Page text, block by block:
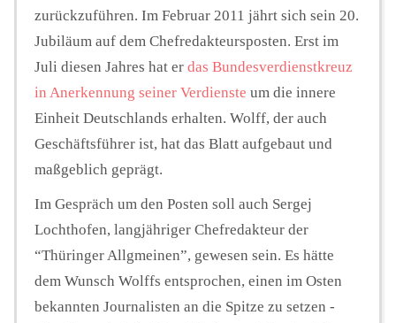
zurückzuführen. Im Februar 2011 jährt sich sein 20.
Jubiläum auf dem Chefredakteursposten. Erst im
Juli diesen Jahres hat er das Bundesverdienstkreuz
in Anerkennung seiner Verdienste um die innere
Einheit Deutschlands erhalten. Wolff, der auch
Geschäftsführer ist, hat das Blatt aufgebaut und
maßgeblich geprägt.
Im Gespräch um den Posten soll auch Sergej
Lochthofen, langjähriger Chefredakteur der
“Thüringer Allgmeinen”, gewesen sein. Es hätte
dem Wunsch Wolffs entsprochen, einen im Osten
bekannten Journalisten an die Spitze zu setzen -